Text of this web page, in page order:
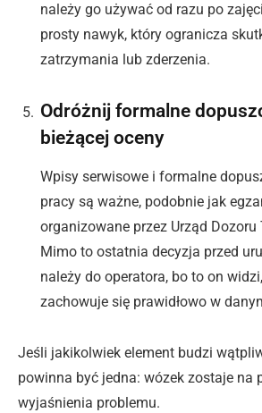
należy go używać od razu po
prosty nawyk, który ogranicza
zatrzymania lub zderzenia.
Odróżnij formalne
bieżącej oceny
Wpisy serwisowe i formalne
pracy są ważne, podobnie jak
organizowane przez Urząd Dozoru
Mimo to ostatnia decyzja przed
należy do operatora, bo to on
zachowuje się prawidłowo w
Jeśli jakikolwiek element budzi
powinna być jedna: wózek zostaje na
wyjaśnienia problemu.